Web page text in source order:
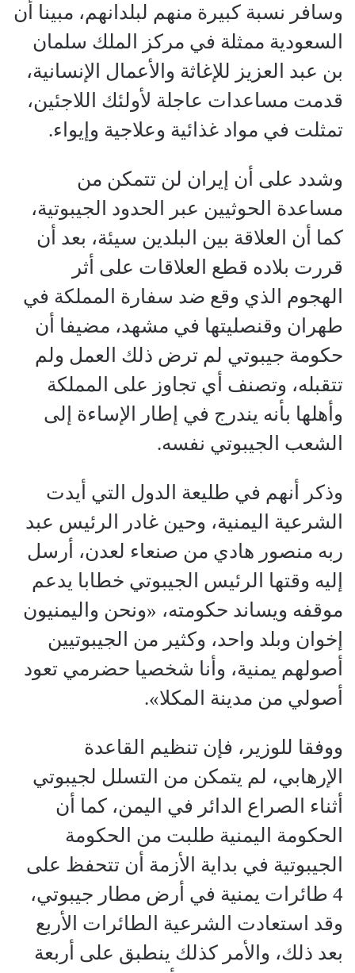
وسافر نسبة كبيرة منهم لبلدانهم، مبينا أن
السعودية ممثلة في مركز الملك سلمان
بن عبد العزيز للإغاثة والأعمال الإنسانية،
قدمت مساعدات عاجلة لأولئك اللاجئين،
تمثلت في مواد غذائية وعلاجية وإيواء.
وشدد على أن إيران لن تتمكن من
مساعدة الحوثيين عبر الحدود الجيبوتية،
كما أن العلاقة بين البلدين سيئة، بعد أن
قررت بلاده قطع العلاقات على أثر
الهجوم الذي وقع ضد سفارة المملكة في
طهران وقنصليتها في مشهد، مضيفا أن
حكومة جيبوتي لم ترض ذلك العمل ولم
تتقبله، وتصنف أي تجاوز على المملكة
وأهلها بأنه يندرج في إطار الإساءة إلى
الشعب الجيبوتي نفسه.
وذكر أنهم في طليعة الدول التي أيدت
الشرعية اليمنية، وحين غادر الرئيس عبد
ربه منصور هادي من صنعاء لعدن، أرسل
إليه وقتها الرئيس الجيبوتي خطابا يدعم
موقفه ويساند حكومته، «ونحن واليمنيون
إخوان وبلد واحد، وكثير من الجيبوتيين
أصولهم يمنية، وأنا شخصيا حضرمي تعود
أصولي من مدينة المكلا».
ووفقا للوزير، فإن تنظيم القاعدة
الإرهابي، لم يتمكن من التسلل لجيبوتي
أثناء الصراع الدائر في اليمن، كما أن
الحكومة اليمنية طلبت من الحكومة
الجيبوتية في بداية الأزمة أن تتحفظ على
4 طائرات يمنية في أرض مطار جيبوتي،
وقد استعادت الشرعية الطائرات الأربع
بعد ذلك، والأمر كذلك ينطبق على أربعة